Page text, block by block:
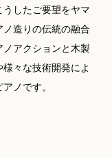
したご要望をヤマ
造りの伝統の融合
アクションと木製
々な技術開発によ
ノです。